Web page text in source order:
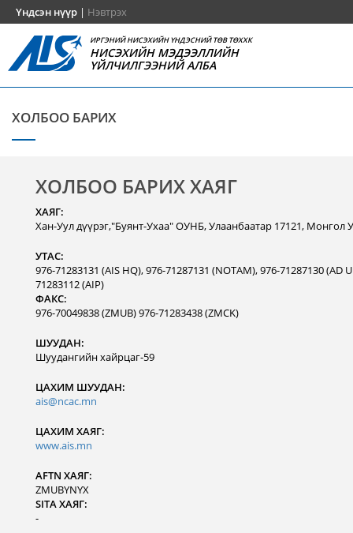
Үндсэн нүүр | Нэвтрэх
ИРГЭНИЙ НИСЭХИЙН ҮНДЭСНИЙ ТӨВ ТӨХХК
НИСЭХИЙН МЭДЭЭЛЛИЙН
ҮЙЛЧИЛГЭЭНИЙ АЛБА
ХОЛБОО БАРИХ
ХОЛБОО БАРИХ ХАЯГ
ХАЯГ:
Хан-Уул дүүрэг,"Буянт-Ухаа" ОУНБ, Улаанбаатар 17121, Монгол
УТАС:
976-71283131 (AIS HQ), 976-71287131 (NOTAM), 976-71287130 (AD
71283112 (AIP)
ФАКС:
976-70049838 (ZMUB) 976-71283438 (ZMCK)
ШУУДАН:
Шуудангийн хайрцаг-59
ЦАХИМ ШУУДАН:
ais@ncac.mn
ЦАХИМ ХАЯГ:
www.ais.mn
AFTN ХАЯГ:
ZMUBYNYX
SITA ХАЯГ:
-